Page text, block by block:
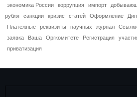
экономика России
коррупция импорт
рубля
санкции кризис статей Оформление
Платежные
реквизиты научных журнал
заявка
Ваша Оргкомитете Регистрация
приватизация